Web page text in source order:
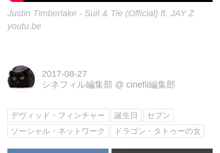
Justin Timberlake - Suit & Tie (Official) ft. JAY Z
youtu.be
2017-08-27
シネフィル編集部 @ cinefil編集部
デヴィッド・フィンチャー 誕生日
セブン
ソーシャル・ネットワーク
ドラゴン・タトゥーの女